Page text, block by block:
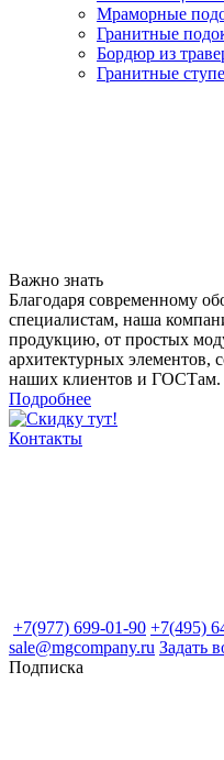
Мраморные
Гранитные
Бордюр из
Гранитные
Важно знать
Благодаря современному
специалистам, наша
продукцию, от простых
архитектурных элементов,
наших клиентов и ГОСТам.
Подробнее
Контакты
+7(977) 699-01-90 +7(495)
sale@mgcompany.ru Задать
Подписка